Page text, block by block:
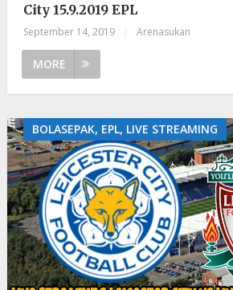
City 15.9.2019 EPL
September 14, 2019 Arenasukan
MORE
BOLASEPAK, EPL, LIVE STREAMING